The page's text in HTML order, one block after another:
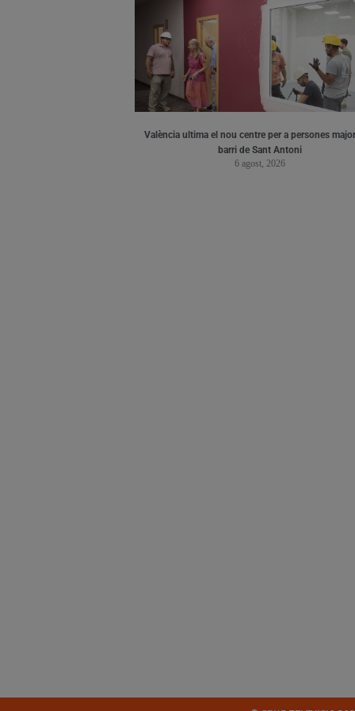
València ultima el nou centre per a persones
barri de Sant Antoni
6 agost, 2026